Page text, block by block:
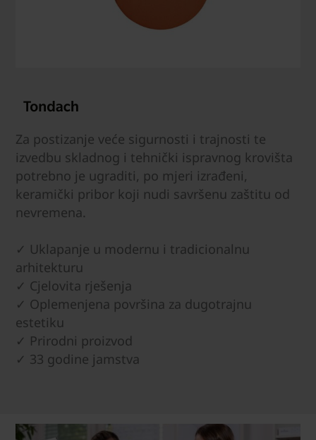
Za postizanje veće sigurnosti i trajnosti te
izvedbu skladnog i tehnički ispravnog krovišta
potrebno je ugraditi, po mjeri izrađeni,
keramički pribor koji nudi savršenu zaštitu od
nevremena.
✓ Uklapanje u modernu i tradicionalnu
arhitekturu
✓ Cjelovita rješenja
✓ Oplemenjena površina za dugotrajnu
estetiku
✓ Prirodni proizvod
✓ 33 godine jamstva